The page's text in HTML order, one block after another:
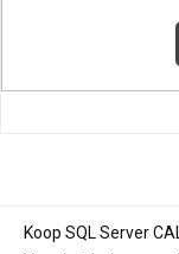
Koop SQL Server